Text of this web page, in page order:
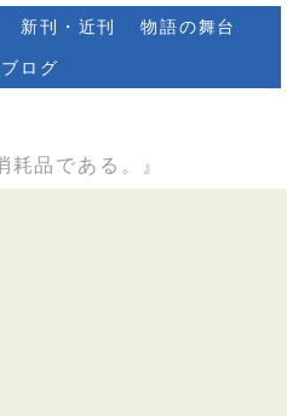
新刊・近刊 物語の舞台
ブログ
耗品である。』